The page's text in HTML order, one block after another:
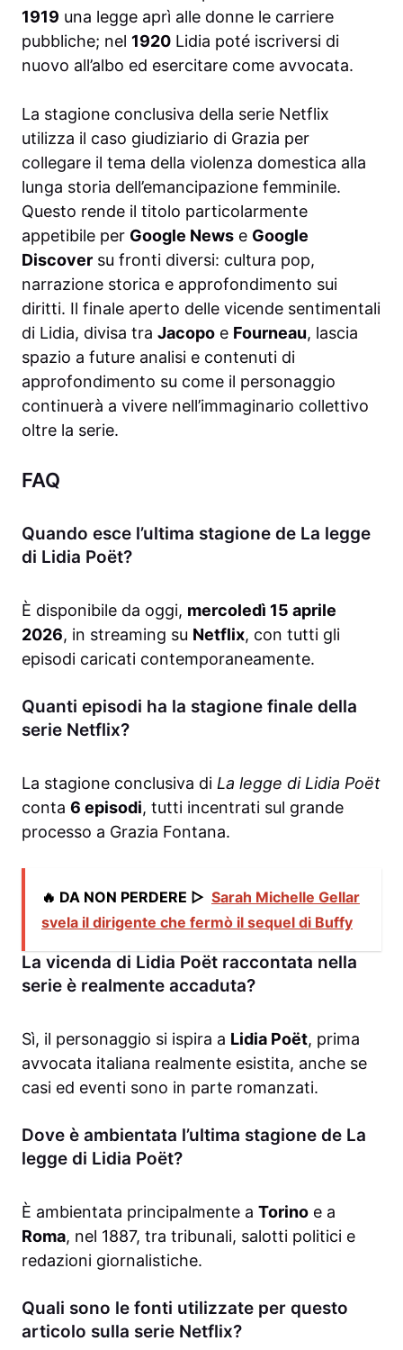
1919 una legge aprì alle donne le carriere
pubbliche; nel 1920 Lidia poté iscriversi di
nuovo all’albo ed esercitare come avvocata.
La stagione conclusiva della serie Netflix
utilizza il caso giudiziario di Grazia per
collegare il tema della violenza domestica alla
lunga storia dell’emancipazione femminile.
Questo rende il titolo particolarmente
appetibile per Google News e Google
Discover su fronti diversi: cultura pop,
narrazione storica e approfondimento sui
diritti. Il finale aperto delle vicende sentimentali
di Lidia, divisa tra Jacopo e Fourneau, lascia
spazio a future analisi e contenuti di
approfondimento su come il personaggio
continuerà a vivere nell’immaginario collettivo
oltre la serie.
FAQ
Quando esce l’ultima stagione de La legge
di Lidia Poët?
È disponibile da oggi, mercoledì 15 aprile
2026, in streaming su Netflix, con tutti gli
episodi caricati contemporaneamente.
Quanti episodi ha la stagione finale della
serie Netflix?
La stagione conclusiva di La legge di Lidia Poët
conta 6 episodi, tutti incentrati sul grande
processo a Grazia Fontana.
🔥 DA NON PERDERE ▷ Sarah Michelle Gellar
svela il dirigente che fermò il sequel di Buffy
La vicenda di Lidia Poët raccontata nella
serie è realmente accaduta?
Sì, il personaggio si ispira a Lidia Poët, prima
avvocata italiana realmente esistita, anche se
casi ed eventi sono in parte romanzati.
Dove è ambientata l’ultima stagione de La
legge di Lidia Poët?
È ambientata principalmente a Torino e a
Roma, nel 1887, tra tribunali, salotti politici e
redazioni giornalistiche.
Quali sono le fonti utilizzate per questo
articolo sulla serie Netflix?